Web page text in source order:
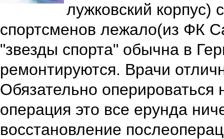
лужковский
спортсменов лежало(из ФК
"звезды спорта" обычна в
ремонтируются. Врачи
Обязательно оперироваться
операция это все ерунда
восстановление